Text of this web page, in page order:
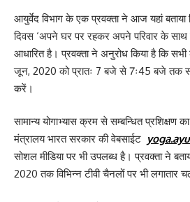
आयुर्वेद विभाग के एक प्रवक्ता ने आज यहां बताया
दिवस ‘अपने घर पर रहकर अपने परिवार के साथ
आधारित है। प्रवक्ता ने अनुरोध किया है कि सभी
जून, 2020 को प्रातः 7 बजे से 7ः45 बजे तक
करें।
सामान्य योगाभ्यास क्रम से सम्बन्धित प्रशिक्षण
मंत्रालय भारत सरकार की वेबसाईट
सोशल मीडिया पर भी उपलब्ध है। प्रवक्ता ने
2020 तक विभिन्न टीवी चैनलों पर भी लगातार